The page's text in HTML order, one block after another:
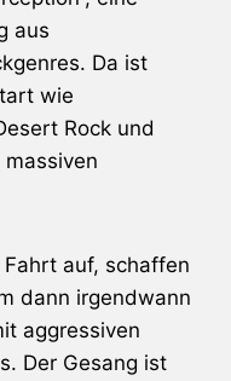
aus
Da ist
wie
Rock und
auf, schaffen
dann irgendwann
aggressiven
Der Gesang ist